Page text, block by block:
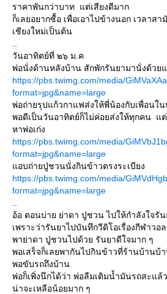
ราคาพันกว่าบาท แต่เสียงดีมาก
ก็เลยอยากซื้อ เพื่อเอาไปข้างนอก เวลาส
เชียงใหม่เป็นต้น
วันอาทิตย์ที่ ๒๖ ม.ค
พ่อนั่งด้านหลังบ้าน สักพักรันยามานั่งด้วย
https://pbs.twimg.com/media/
format=jpg&name=large
พ่อถ่ายรุปแก้วกาแฟส่งให้พี่น้องกับเพื่อนใ
พอดีเป็นวันอาทิตย์ก็ไม่ค่อยส่งให้ทุกคน แ
หาพ่อเก่ง
https://pbs.twimg.com/media/
format=jpg&name=large
แอบถ่ายปู่ชวนนั่งกินข้าวตรงระเบียง
https://pbs.twimg.com/media/
format=jpg&name=large
อ้อ ตอนบ่าย ย่าดา ปู่ชวน ไปให้กำลังใจรั
เพราะว่ารันยาไปบันทึกวีดิโอเรื่องกีฬาวอ
พาย่าดา ปู่ชวนไปด้วย รันยาดีใจมาก ๆ
พอเสร็จก็เลยพากันไปกินข้าวที่ร้านบ้านบ้
พอขับรถถึงบ้าน
พ่อก็เพิ่งนึกได้ว่า พ่อลืมเติมน้ำมันรถสะแล้ว
น่าจะเหลือน้อยมาก ๆ